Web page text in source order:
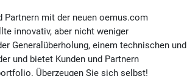
Partnern mit der neuen oemus.com
innovativ, aber nicht weniger
Generalüberholung, einem technischen und
und bietet Kunden und Partnern
Überzeugen Sie sich selbst!